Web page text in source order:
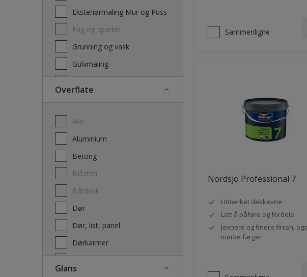
Eksteriørmaling Mur og Puss
Fug og sparkel
Grunning og vask
Gulvmaling
Overflate
Alle
Aluminium
Betong
Blåsten
Båtdekk
Dør
Dør, list, panel
Dørkarmer
Glans
Sammenligne
Nordsjö Professional 7
Utmerket dekkevne
Lett å påføre og fordele
Jevnere og finere finish,
mørke farger